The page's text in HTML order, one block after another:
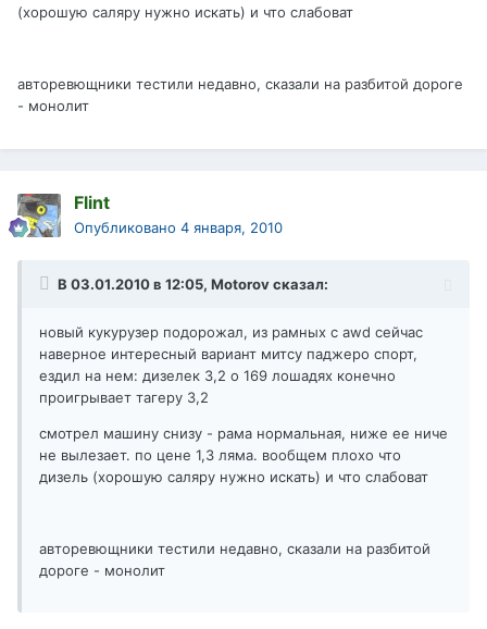
(хорошую саляру нужно искать) и что слабоват
авторевющники тестили недавно, сказали на разбитой дороге
- монолит
Flint
Опубликовано 4 января, 2010
В 03.01.2010 в 12:05, Motorov сказал:
новый кукурузер подорожал, из рамных с awd сейчас
наверное интересный вариант митсу паджеро спорт,
ездил на нем: дизелек 3,2 о 169 лошадях конечно
проигрывает тагеру 3,2
смотрел машину снизу - рама нормальная, ниже ее ниче
не вылезает. по цене 1,3 ляма. вообщем плохо что
дизель (хорошую саляру нужно искать) и что слабоват
авторевющники тестили недавно, сказали на разбитой
дороге - монолит